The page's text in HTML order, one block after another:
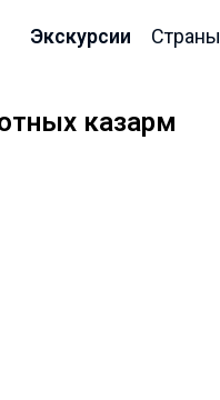
Экскурсии Страны
казарм